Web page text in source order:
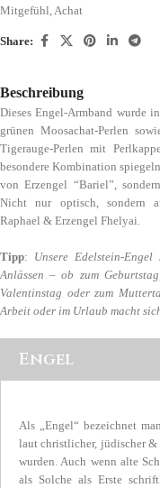
Mitgefühl Achat
Share:
Beschreibung
Dieses Engel-Armband wurde
grünen Moosachat-Perlen
Tigerauge-Perlen mit
besondere Kombination
von Erzengel “Bariel”,
Nicht nur optisch, sondern
Raphael & Erzengel Fhelyai.
Tipp: Unsere Edelstein-
Anlässen – ob zum
Valentinstag oder zum
Arbeit oder im Urlaub macht
Engel
Als „Engel“ bezeichnet
laut christlicher, jüdischer &
wurden. Auch wenn alte
als Solche als Erste